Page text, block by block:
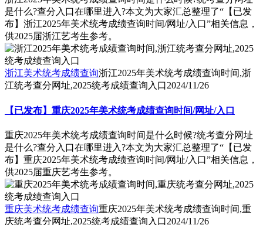
是什么?查分入口在哪里进入?本文为大家汇总整理了“【已发
布】浙江2025年美术统考成绩查询时间/网址/入口”相关信息，
供2025届浙江艺考生参考。
浙江美术统考成绩查询浙江2025年美术统考成绩查询时间,浙
江统考查分网址,2025统考成绩查询入口2024/11/26
【已发布】重庆2025年美术统考成绩查询时间/网址/入口
重庆2025年美术统考成绩查询时间是什么时候?统考查分网址
是什么?查分入口在哪里进入?本文为大家汇总整理了“【已发
布】重庆2025年美术统考成绩查询时间/网址/入口”相关信息，
供2025届重庆艺考生参考。
重庆美术统考成绩查询重庆2025年美术统考成绩查询时间,重
庆统考查分网址,2025统考成绩查询入口2024/11/26